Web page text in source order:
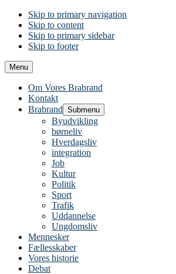
Skip to primary navigation
Skip to content
Skip to primary sidebar
Skip to footer
Menu
Om Vores Brabrand
Kontakt
Brabrand Submenu
Byudvikling
børneliv
Hverdagsliv
integration
Job
Kultur
Politik
Sport
Trafik
Uddannelse
Ungdomsliv
Mennesker
Fællesskaber
Vores historie
Debat